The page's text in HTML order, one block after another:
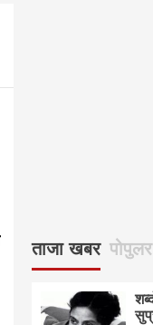
ताजा खबर पोपुलर